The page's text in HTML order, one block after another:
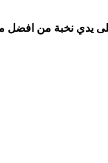
يدي نخبة من